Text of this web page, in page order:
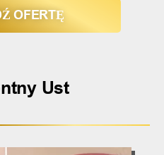
OFERTĘ
Ust